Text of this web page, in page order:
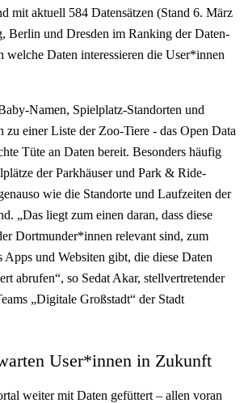
mit aktuell 584 Datensätzen (Stand 6. März
Berlin und Dresden im Ranking der Daten-
Daten interessieren die User*innen
Namen, Spielplatz-Standorten und
zu einer Liste der Zoo-Tiere - das Open Data
Tüte an Daten bereit. Besonders häufig
der Parkhäuser und Park & Ride-
wie die Standorte und Laufzeiten der
„Das liegt zum einen daran, dass diese
Dortmunder*innen relevant sind, zum
Apps und Websiten gibt, die diese Daten
abrufen“, so Sedat Akar, stellvertretender
„Digitale Großstadt“ der Stadt
User*innen in Zukunft
weiter mit Daten gefüttert – allen voran